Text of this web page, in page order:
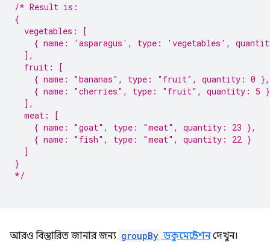
/* Result is:
{
  vegetables: [
{ name: 'asparagus', type: 'vegetables',
  ],
  fruit: [
    { name: "bananas", type: "fruit", quantity: 0 },
    { name: "cherries", type: "fruit", quantity: 5 }
  ],
  meat: [
    { name: "goat", type: "meat", quantity: 23 },
    { name: "fish", type: "meat", quantity: 22 }
  ]
}
*/
আরও বিস্তারিত জানার জন্য groupBy ডকুমেন্টেশনদেখুন।